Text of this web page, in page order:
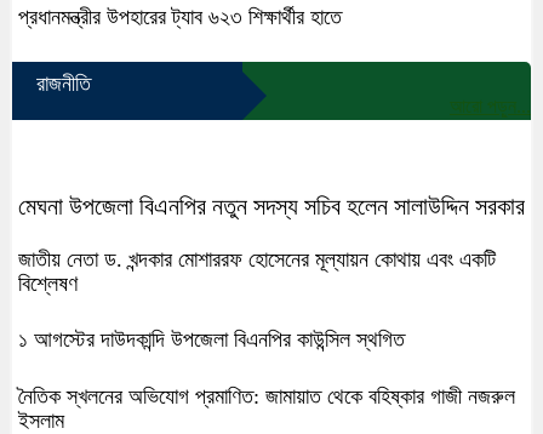
প্রধানমন্ত্রীর উপহারের ট্যাব ৬২৩ শিক্ষার্থীর হাতে
আরো পড়ুন...
রাজনীতি
মেঘনা উপজেলা বিএনপির নতুন সদস্য সচিব হলেন সালাউদ্দিন সরকার
জাতীয় নেতা ড. খন্দকার মোশাররফ হোসেনের মূল্যায়ন কোথায় এবং একটি
বিশ্লেষণ
১ আগস্টের দাউদকান্দি উপজেলা বিএনপির কাউন্সিল স্থগিত
নৈতিক স্খলনের অভিযোগ প্রমাণিত: জামায়াত থেকে বহিষ্কার গাজী নজরুল
ইসলাম